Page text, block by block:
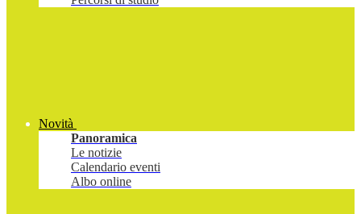
Novità
Panoramica
Le notizie
Calendario eventi
Albo online